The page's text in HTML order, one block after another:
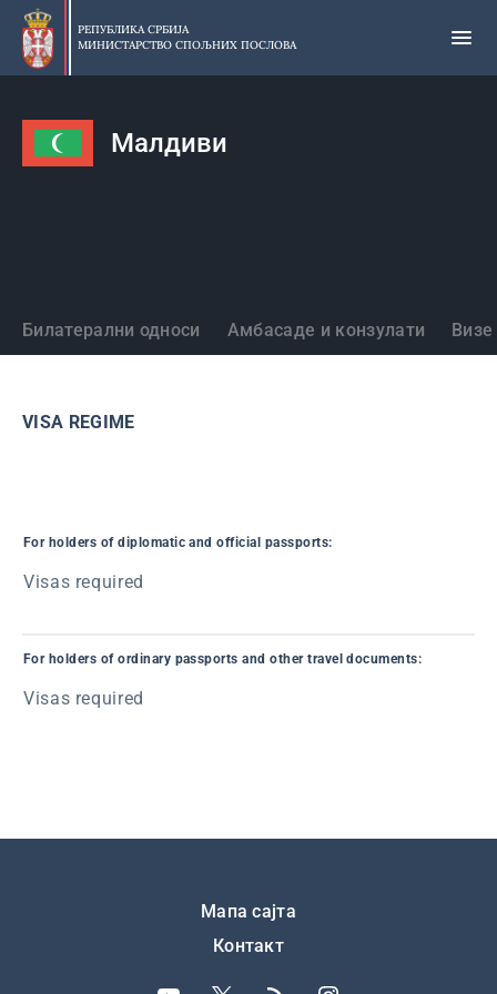
Прескочи
главни
део
РЕПУБЛИКА СРБИЈА
МИНИСТАРСТВО СПОЉНИХ ПОСЛОВА
Малдиви
Државе
Билатерални односи Амбасаде и конзулати
VISA REGIME
For holders of diplomatic and official passports:
Visas required
For holders of ordinary passports and other travel documents:
Visas required
Мапа сајта
Контакт